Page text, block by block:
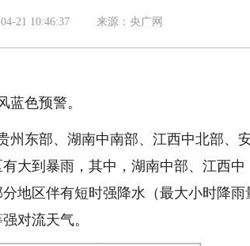
21 10:46:37 来源：央广网
色预警。
州东部、湖南中南部、江西中北部、
大到暴雨，其中，湖南中部、江西中
地区伴有短时强降水（最大小时降雨
对流天气。